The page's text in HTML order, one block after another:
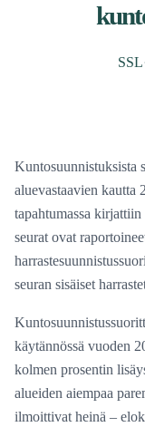
SSL
Kuntosuunnistuksista
aluevastaavien kautta
tapahtumassa
seurat ovat
seuran sisäiset
käytännössä vuoden
kolmen prosentin
alueiden aiempaa
ilmoittivat heinä –